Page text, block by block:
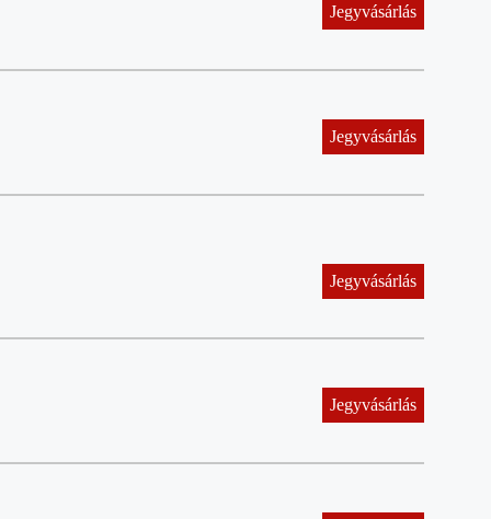
Jegyvásárlás
Jegyvásárlás
Jegyvásárlás
Jegyvásárlás